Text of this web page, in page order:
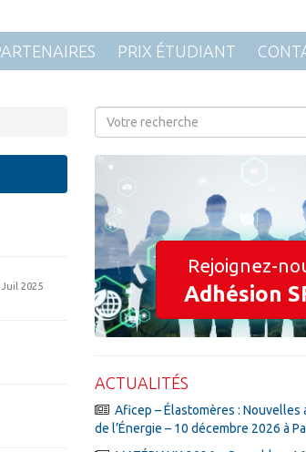
PRIX ÉTUDIANT
2025
Rejoignez-
Adhésion
ACTUALITÉS
Aficep – Élastomères : Nouvelles
de l’Énergie – 10 décembre 2026 à